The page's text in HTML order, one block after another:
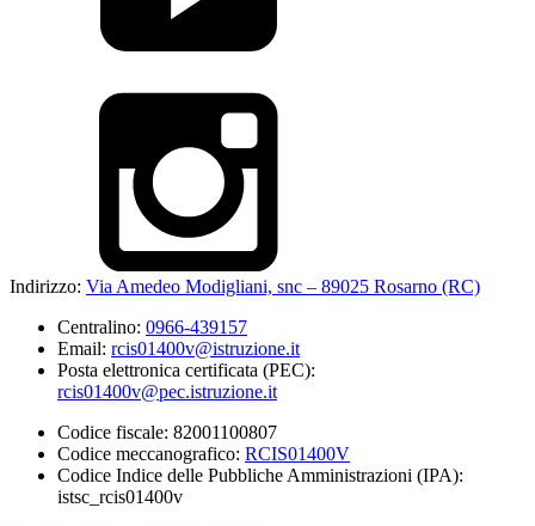
Indirizzo: Via Amedeo Modigliani, snc – 89025 Rosarno (RC)
Centralino: 0966-439157
Email: rcis01400v@istruzione.it
Posta elettronica certificata (PEC):
rcis01400v@pec.istruzione.it
Codice fiscale: 82001100807
Codice meccanografico: RCIS01400V
Codice Indice delle Pubbliche Amministrazioni (IPA):
istsc_rcis01400v